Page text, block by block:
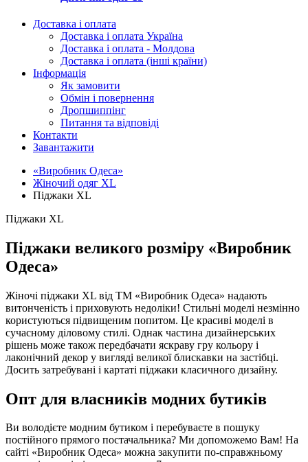
Доставка і оплата
Доставка і оплата Україна
Доставка і оплата - Молдова
Доставка і оплата (інші країни)
Інформація
Як замовити
Обмін і повернення
Дропшиппінг
Питання та відповіді
Контакти
Завантажити
«Виробник Одеса»
Жіночий одяг XL
Піджаки XL
Піджаки XL
Піджаки великого розміру «Виробник
Одеса»
Жіночі піджаки XL від ТМ «Виробник Одеса» надають
витонченість і приховують недоліки! Стильні моделі незмінно
користуються підвищеним попитом. Це красиві моделі в
сучасному діловому стилі. Однак частина дизайнерських
рішень може також передбачати яскраву гру кольору і
лаконічний декор у вигляді великої блискавки на застібці.
Досить затребувані і картаті піджаки класичного дизайну.
Опт для власників модних бутиків
Ви володієте модним бутиком і перебуваєте в пошуку
постійного прямого постачальника? Ми допоможемо Вам! На
сайті «Виробник Одеса» можна закупити по-справжньому